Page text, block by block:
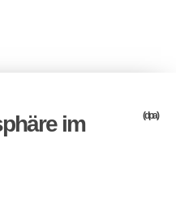
im
(dpa)